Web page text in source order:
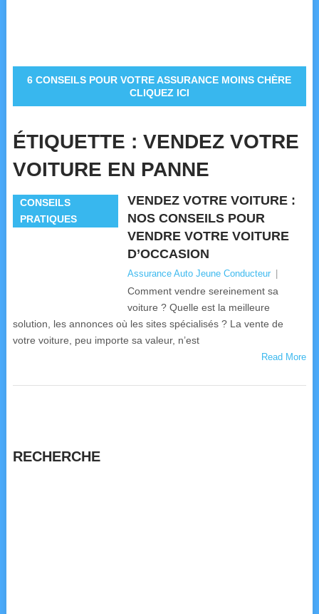
6 CONSEILS POUR VOTRE ASSURANCE MOINS CHÈRE
CLIQUEZ ICI
ÉTIQUETTE : VENDEZ VOTRE
VOITURE EN PANNE
CONSEILS
PRATIQUES
VENDEZ VOTRE VOITURE :
NOS CONSEILS POUR
VENDRE VOTRE VOITURE
D’OCCASION
Assurance Auto Jeune Conducteur
Comment vendre sereinement sa
voiture ? Quelle est la meilleure
solution, les annonces où les sites spécialisés ? La vente de
votre voiture, peu importe sa valeur, n’est
Read More
RECHERCHE